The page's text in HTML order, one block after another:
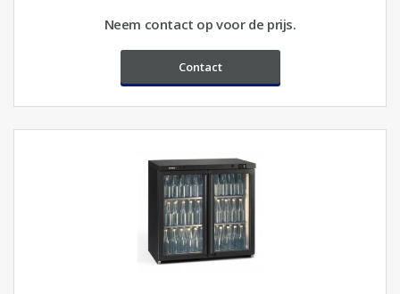
Neem contact op voor de prijs.
Contact